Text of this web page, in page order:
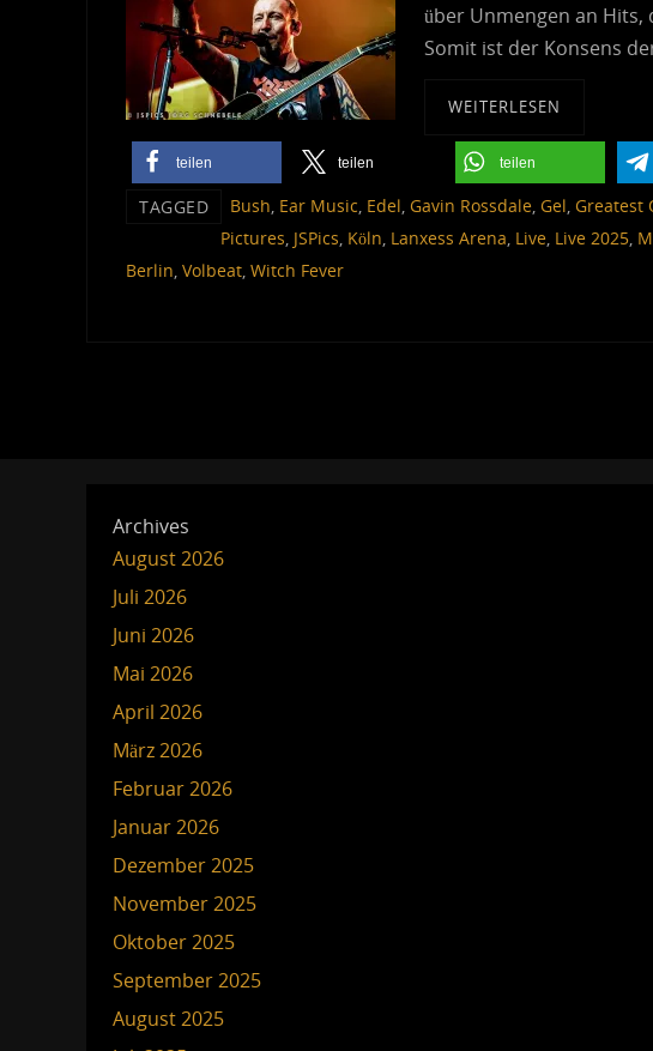
über Unmengen an Hits,
Somit ist der Konsens
WEITERLESEN
teilen teilen teilen
TAGGED Bush, Ear Music, Edel, Gavin Rossdale, Gel, Greatest
Pictures, JSPics, Köln, Lanxess Arena, Live, Live 2025,
Berlin, Volbeat, Witch Fever
Archives
August 2026
Juli 2026
Juni 2026
Mai 2026
April 2026
März 2026
Februar 2026
Januar 2026
Dezember 2025
November 2025
Oktober 2025
September 2025
August 2025